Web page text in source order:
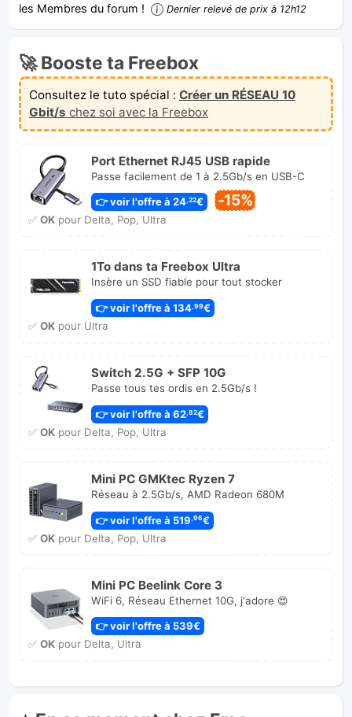
les Membres du forum !
Dernier relevé de prix à 12h12
🚀 Booste ta Freebox
Consultez le tuto spécial : Créer un RÉSEAU 10
Gbit/s chez soi avec la Freebox
Port Ethernet RJ45 USB rapide
Passe facilement de 1 à 2.5Gb/s en USB-C
👉 voir l'offre à 24 ,22€ -15%
✅ OKpour Delta, Pop, Ultra
1To dans ta Freebox Ultra
Insère un SSD fiable pour tout stocker
👉 voir l'offre à 134 ,99€
✅ OKpour Ultra
Switch 2.5G + SFP 10G
Passe tous tes ordis en 2.5Gb/s !
👉 voir l'offre à 62,82€
✅ OKpour Delta, Pop, Ultra
Mini PC GMKtec Ryzen 7
Réseau à 2.5Gb/s, AMD Radeon 680M
👉 voir l'offre à 519 ,96€
✅ OKpour Delta, Pop, Ultra
Mini PC Beelink Core 3
WiFi 6, Réseau Ethernet 10G, j'adore 😍
👉 voir l'offre à 539€
✅ OKpour Delta, Ultra